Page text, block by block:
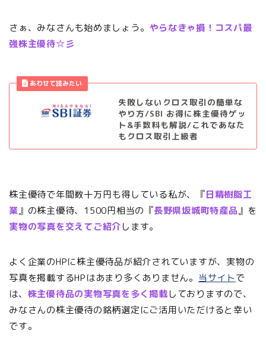
さぁ、みなさんも始めましょう。 やらなきゃ損！コスパ最
強株主優待☆彡
失敗しないクロス取引の簡単な
やり方/SBI お得に株主優待ゲッ
ト&手数料も解説/これであなた
もクロス取引上級者
株主優待で年間数十万円も得している私が、『日精樹脂工
業』の株主優待、1500円相当の『長野県坂城町特産品』を
実物の写真を交えてご紹介します。
よく企業のHPに株主優待品が紹介されていますが、実物の
写真を掲載するHPはあまり多くありません。 当サイトで
は、 株主優待品の実物写真を多く掲載しておりますので、
みなさんの株主優待の銘柄選定にご活用いただけると幸い
です。